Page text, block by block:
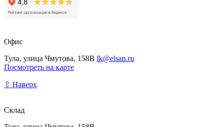
Офис
Тула, улица Чмутова, 158В lk@elsan.ru
Посмотреть на карте
⇧ Наверх
Склад